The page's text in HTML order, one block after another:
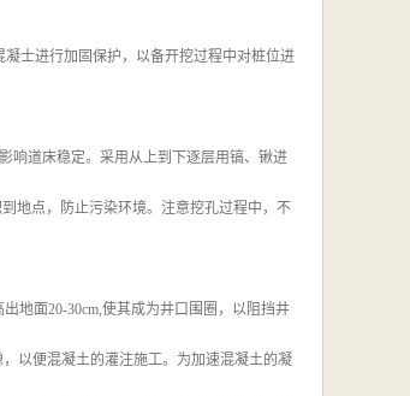
士进行加固保护，以备开挖过程中对桩位进
响道床稳定。采用从上到下逐层用镐、锹进
地点，防止污染环境。注意挖孔过程中，不
地面20-30cm,使其成为井口围圈，以阻挡井
以便混凝土的灌注施工。为加速混凝土的凝